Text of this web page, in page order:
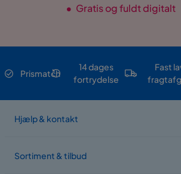
• Gratis og fuldt digitalt
Prismatch
14 dages
fortrydelse
Fast
Hjælp & kontakt
Sortiment & tilbud